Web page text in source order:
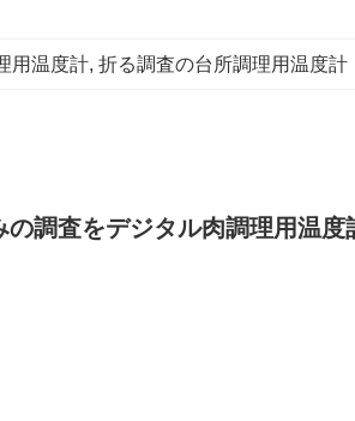
用温度計, 折る調査の台所調理用温度計
調査をデジタル肉調理用温度